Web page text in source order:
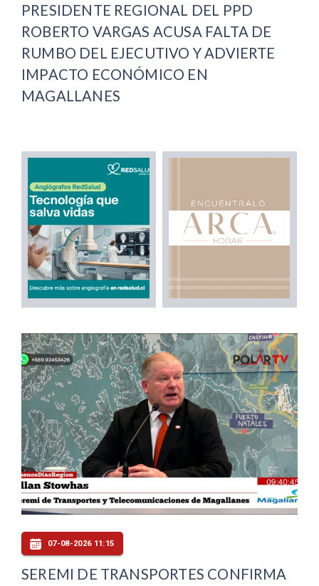
PRESIDENTE REGIONAL DEL PPD
ROBERTO VARGAS ACUSA FALTA DE
RUMBO DEL EJECUTIVO Y ADVIERTE
IMPACTO ECONÓMICO EN
MAGALLANES
07-08-2026 11:15
SEREMI DE TRANSPORTES CONFIRMA